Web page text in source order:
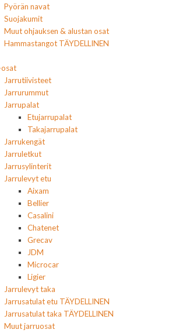
Pyörän navat
Suojakumit
Muut ohjauksen & alustan osat
Hammastangot TÄYDELLINEN
osat
Jarrutiivisteet
Jarrurummut
Jarrupalat
Etujarrupalat
Takajarrupalat
Jarrukengät
Jarruletkut
Jarrusylinterit
Jarrulevyt etu
Aixam
Bellier
Casalini
Chatenet
Grecav
JDM
Microcar
Ligier
Jarrulevyt taka
Jarrusatulat etu TÄYDELLINEN
Jarrusatulat taka TÄYDELLINEN
Muut jarruosat